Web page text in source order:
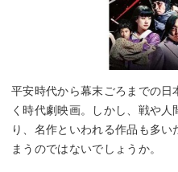
平安時代から幕末ごろまでの
く時代劇映画。しかし、戦や
り、名作といわれる作品も多
まうのではないでしょうか。